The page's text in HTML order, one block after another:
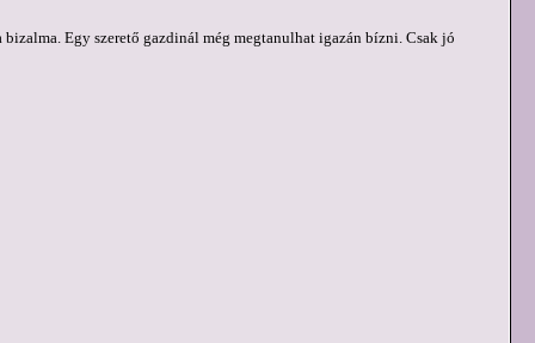
Egy szerető gazdinál még megtanulhat igazán bízni. Csak jó